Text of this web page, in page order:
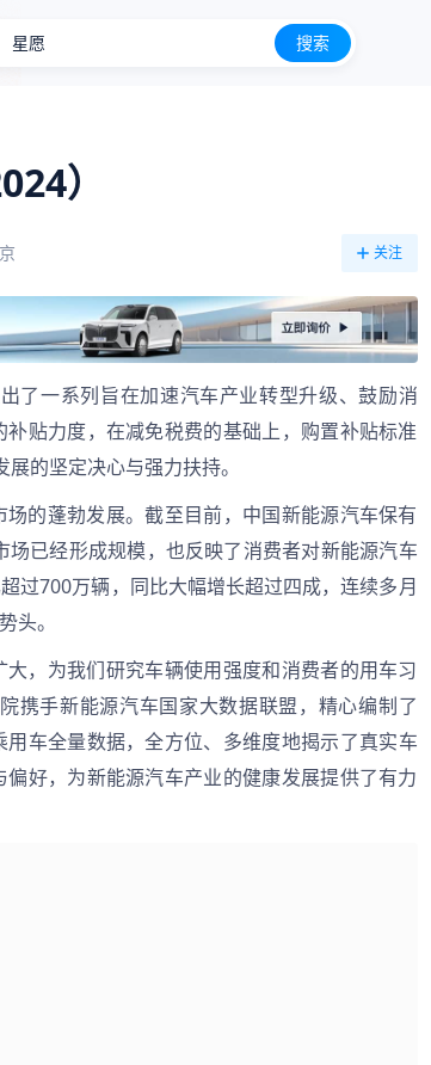
BBA降价也卖不动 搜索
）
关注
了一系列旨在加速汽车产业转型升级、鼓励消
贴力度，在减免税费的基础上，购置补贴标准
的坚定决心与强力扶持。
的蓬勃发展。截至目前，中国新能源汽车保有
已经形成规模，也反映了消费者对新能源汽车
过700万辆，同比大幅增长超过四成，连续多月
头。
，为我们研究车辆使用强度和消费者的用车习
携手新能源汽车国家大数据联盟，精心编制了
车全量数据，全方位、多维度地揭示了真实车
好，为新能源汽车产业的健康发展提供了有力